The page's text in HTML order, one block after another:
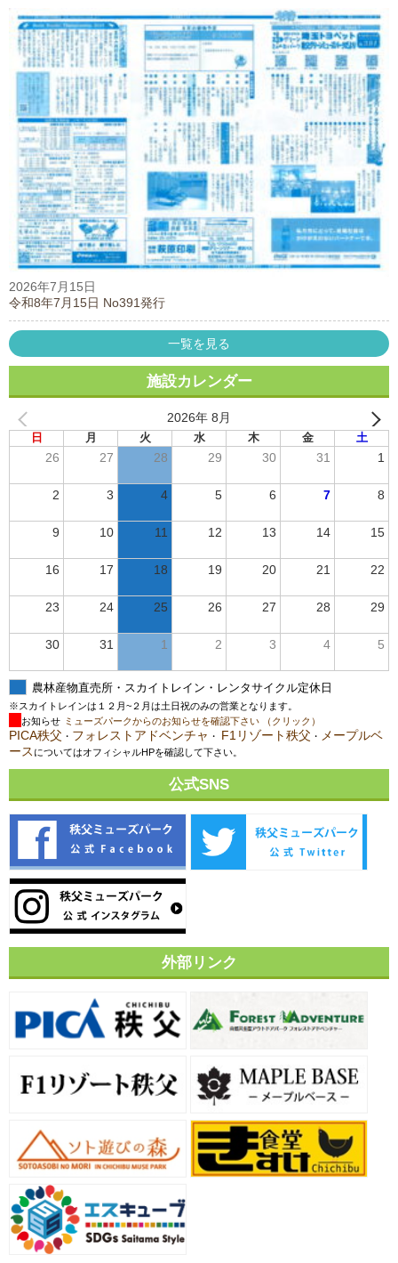
2026年7月15日
令和8年7月15日 No391発行
一覧を見る
施設カレンダー
2026年 8月
日 月 火 水 木 金 土
26 27 28 29 30 31 1
2 3 4 5 6 7 8
9 10 11 12 13 14 15
16 17 18 19 20 21 22
23 24 25 26 27 28 29
30 31 1 2 3 4 5
農林産物直売所・スカイトレイン・レンタサイクル定休日
※スカイトレインは１２月~２月は土日祝のみの営業となります。
お知らせ ミューズパークからのお知らせを確認下さい （クリック）
PICA秩父 ・ フォレストアドベンチャ ・ F1リゾート秩父 ・ メープルベ
ース についてはオフィシャルHPを確認して下さい。
公式SNS
外部リンク